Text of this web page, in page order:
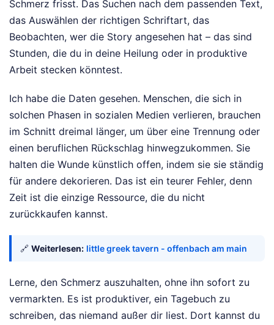
Schmerz frisst. Das Suchen nach dem passenden Text,
das Auswählen der richtigen Schriftart, das
Beobachten, wer die Story angesehen hat – das sind
Stunden, die du in deine Heilung oder in produktive
Arbeit stecken könntest.
Ich habe die Daten gesehen. Menschen, die sich in
solchen Phasen in sozialen Medien verlieren, brauchen
im Schnitt dreimal länger, um über eine Trennung oder
einen beruflichen Rückschlag hinwegzukommen. Sie
halten die Wunde künstlich offen, indem sie sie ständig
für andere dekorieren. Das ist ein teurer Fehler, denn
Zeit ist die einzige Ressource, die du nicht
zurückkaufen kannst.
🔗 Weiterlesen: little greek tavern - offenbach am main
Lerne, den Schmerz auszuhalten, ohne ihn sofort zu
vermarkten. Es ist produktiver, ein Tagebuch zu
schreiben, das niemand außer dir liest. Dort kannst du